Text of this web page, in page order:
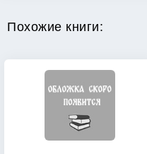
Похожие книги: